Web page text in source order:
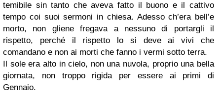
temibile sin tanto che aveva fatto il buono e il cattivo
tempo coi suoi sermoni in chiesa. Adesso ch’era bell’e
morto, non gliene fregava a nessuno di portargli il
rispetto, perché il rispetto lo si deve ai vivi che
comandano e non ai morti che fanno i vermi sotto terra.
Il sole era alto in cielo, non una nuvola, proprio una bella
giornata, non troppo rigida per essere ai primi di
Gennaio.